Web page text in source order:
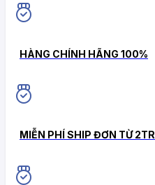
HÀNG CHÍNH HÃNG 100%
MIỄN PHÍ SHIP ĐƠN TỪ 2TR